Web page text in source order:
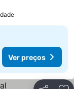
Ver preços